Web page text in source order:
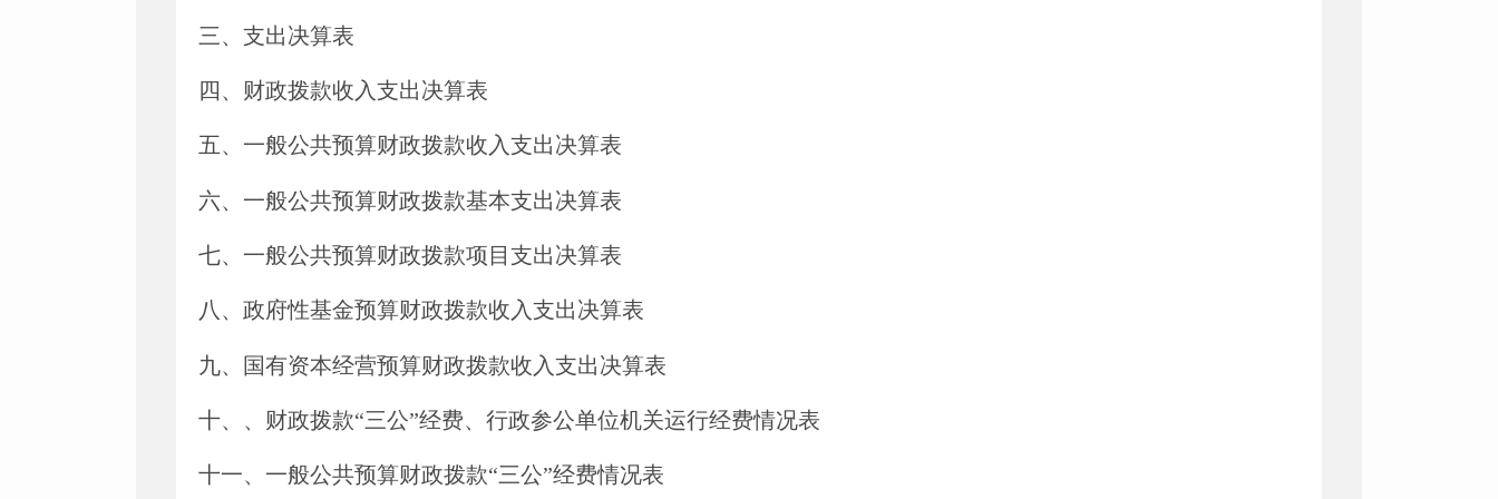
三、支出决算表
四、财政拨款收入支出决算表
五、一般公共预算财政拨款收入支出决算表
六、一般公共预算财政拨款基本支出决算表
七、 一般公共预算财政拨款项目支出决算表
八 、政府性基金预算财政拨款收入支出决算表
九、国有资本经营预算财政拨款收入支出决算表
十、 、财政拨款“三公”经费、行政参公单位机关运行经费情况表
十一、一般公共预算财政拨款“三公”经费情况表